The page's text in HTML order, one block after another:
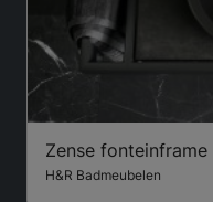
Zense fonteinframe
H&R Badmeubelen